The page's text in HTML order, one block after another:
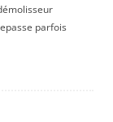
parfois